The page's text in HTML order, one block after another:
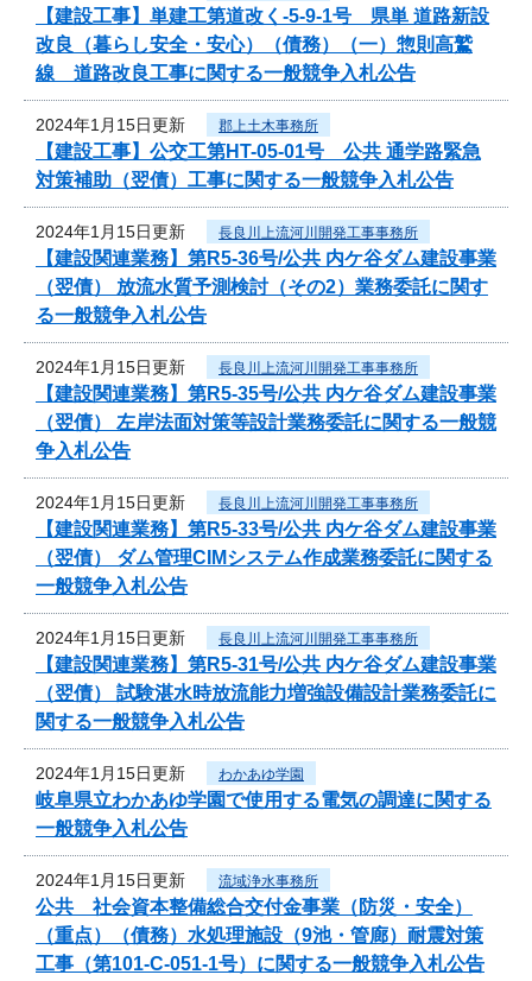
【建設工事】単建工第道改く-5-9-1号 県単 道路新設
改良（暮らし安全・安心）（債務）（一）惣則高鷲
線 道路改良工事に関する一般競争入札公告
2024年1月15日更新 郡上土木事務所
【建設工事】公交工第HT-05-01号 公共 通学路緊急
対策補助（翌債）工事に関する一般競争入札公告
2024年1月15日更新 長良川上流河川開発工事事務所
【建設関連業務】第R5-36号/公共 内ケ谷ダム建設事業
（翌債） 放流水質予測検討（その2）業務委託に関す
る一般競争入札公告
2024年1月15日更新 長良川上流河川開発工事事務所
【建設関連業務】第R5-35号/公共 内ケ谷ダム建設事業
（翌債） 左岸法面対策等設計業務委託に関する一般競
争入札公告
2024年1月15日更新 長良川上流河川開発工事事務所
【建設関連業務】第R5-33号/公共 内ケ谷ダム建設事業
（翌債） ダム管理CIMシステム作成業務委託に関する
一般競争入札公告
2024年1月15日更新 長良川上流河川開発工事事務所
【建設関連業務】第R5-31号/公共 内ケ谷ダム建設事業
（翌債） 試験湛水時放流能力増強設備設計業務委託に
関する一般競争入札公告
2024年1月15日更新 わかあゆ学園
岐阜県立わかあゆ学園で使用する電気の調達に関する
一般競争入札公告
2024年1月15日更新 流域浄水事務所
公共 社会資本整備総合交付金事業（防災・安全）
（重点）（債務）水処理施設（9池・管廊）耐震対策
工事（第101-C-051-1号）に関する一般競争入札公告